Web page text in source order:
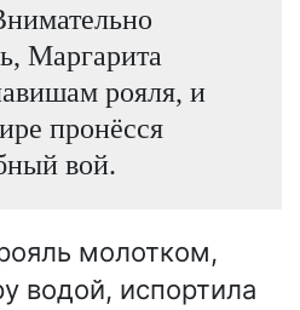
Маргарита
рояля, и
пронёсся
вой.
молотком,
водой, испортила